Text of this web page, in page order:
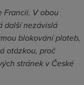
Francii. V obou
další nezávislá
blokování plateb,
otázkou, proč
stránek v České